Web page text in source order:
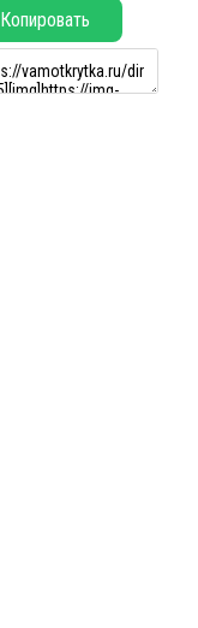
Копировать